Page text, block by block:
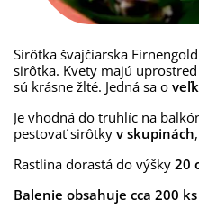
Sirôtka švajčiarska
sirôtka. Kvety majú
sú krásne žlté. Jedná sa o
Je vhodná do truhlíc na
pestovať sirôtky v skupinách
Rastlina dorastá do výšky 20
Balenie obsahuje cca 200